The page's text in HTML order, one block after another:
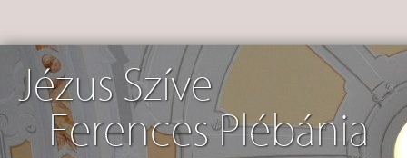
Jézus Szíve
Ferences Plébánia